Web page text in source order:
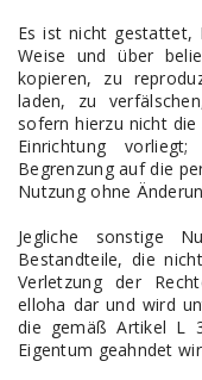
Es ist nicht gestattet,
Weise und über
kopieren, zu
laden, zu
sofern hierzu nicht
Einrichtung
Begrenzung auf die
Nutzung ohne
Jegliche sonstige
Bestandteile, die
Verletzung der
elloha dar und wird
die gemäß Artikel L
Eigentum geahndet